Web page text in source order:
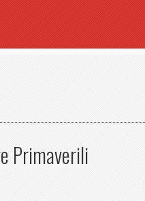
Primaverili